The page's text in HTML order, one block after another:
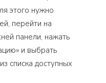
этого нужно
перейти на
панели, нажать
и выбрать
списка доступных